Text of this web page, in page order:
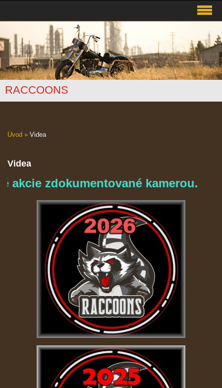
RACCOONS
Úvod » Videa
Videa
zdokumentované kamerou.